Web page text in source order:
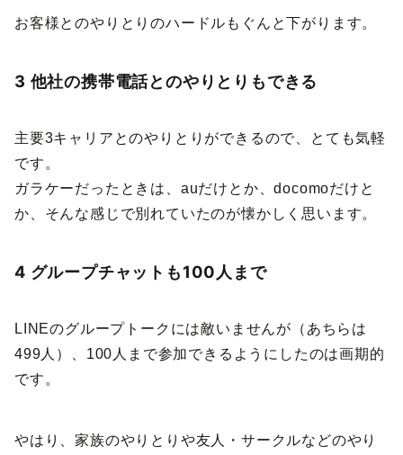
お客様とのやりとりのハードルもぐんと下がります。
3 他社の携帯電話とのやりとりもできる
主要3キャリアとのやりとりができるので、とても気軽
です。
ガラケーだったときは、auだけとか、docomoだけと
か、そんな感じで別れていたのが懐かしく思います。
4 グループチャットも100人まで
LINEのグループトークには敵いませんが（あちらは
499人）、100人まで参加できるようにしたのは画期的
です。
やはり、家族のやりとりや友人・サークルなどのやり